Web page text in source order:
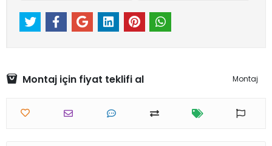
Montaj için fiyat teklifi al Montaj